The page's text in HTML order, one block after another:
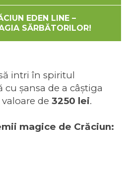
EDEN LINE –
SĂRBĂTORILOR!
intri în spiritul
șansa de a câștiga
de 3250 lei.
magice de Crăciun: